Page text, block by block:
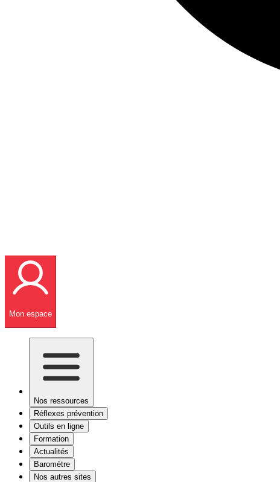
Mon espace
Nos ressources
Réflexes prévention
Outils en ligne
Formation
Actualités
Baromètre
Nos autres sites